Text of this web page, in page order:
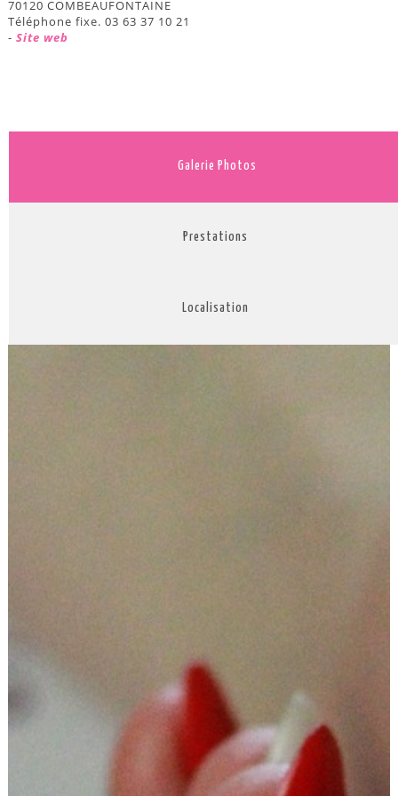
70120 COMBEAUFONTAINE
Téléphone fixe. 03 63 37 10 21
- Site web
Galerie Photos
Prestations
Localisation